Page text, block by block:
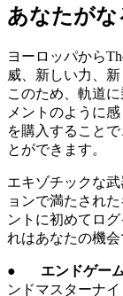
あなたが
ヨーロッパから
威、新しい力、
このため、軌道
メントのように
を購入すること
とができます。
エキゾチックな
ョンで満たされ
ントに初めてロ
れはあなたの機会
● エンドゲー
ンドマスターナ